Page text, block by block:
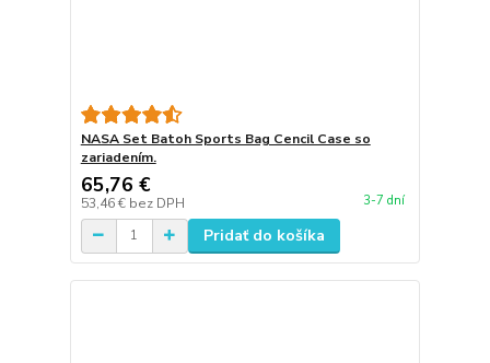
NASA Set Batoh Sports Bag Cencil Case so
zariadením.
65,76 €
53,46 € bez DPH 3-7 dní
Pridať do košíka